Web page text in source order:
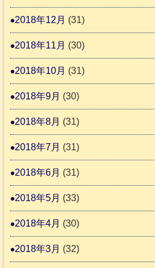
2018年12月 (31)
2018年11月 (30)
2018年10月 (31)
2018年9月 (30)
2018年8月 (31)
2018年7月 (31)
2018年6月 (31)
2018年5月 (33)
2018年4月 (30)
2018年3月 (32)